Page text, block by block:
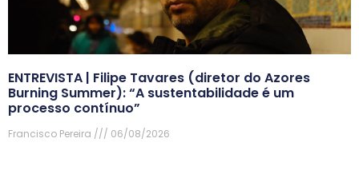
ENTREVISTA | Filipe Tavares (diretor do Azores
Burning Summer): “A sustentabilidade é um
processo contínuo”
Francisco Pereira 06/08/2026